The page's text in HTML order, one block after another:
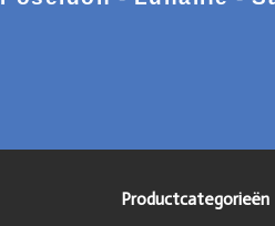
Productcategorieën